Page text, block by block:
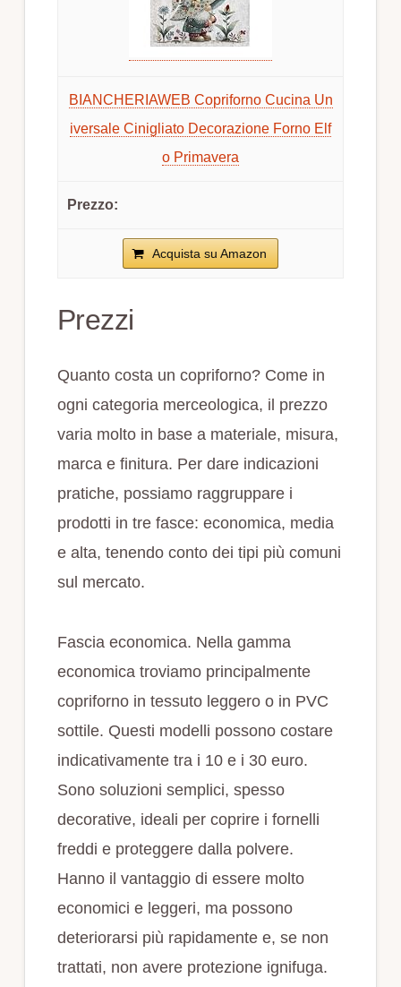
BIANCHERIAWEB Copriforno Cucina Un
iversale Cinigliato Decorazione Forno Elf
o Primavera
Acquista su Amazon
Prezzi
Quanto costa un copriforno? Come in
ogni categoria merceologica, il prezzo
varia molto in base a materiale, misura,
marca e finitura. Per dare indicazioni
pratiche, possiamo raggruppare i
prodotti in tre fasce: economica, media
e alta, tenendo conto dei tipi più comuni
sul mercato.
Fascia economica. Nella gamma
economica troviamo principalmente
copriforno in tessuto leggero o in PVC
sottile. Questi modelli possono costare
indicativamente tra i 10 e i 30 euro.
Sono soluzioni semplici, spesso
decorative, ideali per coprire i fornelli
freddi e proteggere dalla polvere.
Hanno il vantaggio di essere molto
economici e leggeri, ma possono
deteriorarsi più rapidamente e, se non
trattati, non avere protezione ignifuga.